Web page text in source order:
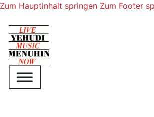
Zum Hauptinhalt springen Zum Footer